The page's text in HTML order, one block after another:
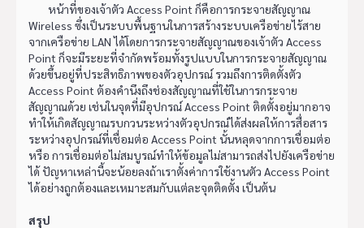
หน้าที่ของเจ้าตัว Access Point ก็คือการกระจายสัญญาณ
Wireless ซึ่งเป็นระบบพื้นฐานในการสร้างระบบเครือข่ายไร้สาย
จากเครือข่าย LAN ได้โดยการกระจายสัญญาณของเจ้าตัว Access
Point ก็จะมีระยะที่จำกัดพร้อมทั้งรูปแบบในการกระจายสัญญาณ
ด้วยขึ้นอยู่ที่ประสิทธิภาพของตัวอุปกรณ์ รวมถึงการติดตั้งตัว
Access Point ต้องคำนึงถึงช่องสัญญาณที่ใช้ในการกระจาย
สัญญาณด้วย เช่นในจุดที่มีอุปกรณ์ Access Point ติดตั้งอยู่มากอาจ
ทำให้เกิดสัญญาณรบกวนระหว่างตัวอุปกรณ์ได้ส่งผลให้การสื่อสาร
ระหว่างอุปกรณ์ที่เชื่อมต่อ Access Point นั้นหลุดจากการเชื่อมต่อ
หรือ การเชื่อมต่อไม่สมบูรณ์ทำให้ข้อมูลไม่สามารถส่งไปยังเครือข่าย
ได้ ปัญหาเหล่านี้จะน้อยลงถ้าเราตั้งค่าการใช้งานตัว Access Point
ได้อย่างถูกต้องและเหมาะสมกับแต่ละจุดติดตั้ง เป็นต้น
สรุป